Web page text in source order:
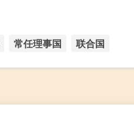
常任理事国 联合国